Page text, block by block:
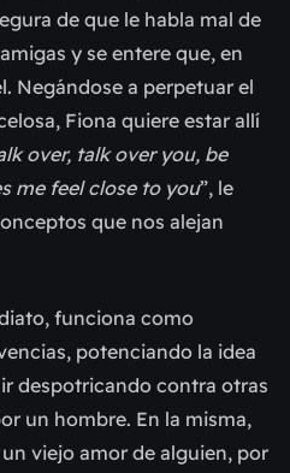
de que le habla mal de
y se entere que, en
Negándose a perpetuar el
Fiona quiere estar allí
over, talk over you, be
me feel close to you”, le
que nos alejan
funciona como
potenciando la idea
despotricando contra otras
un hombre. En la misma,
viejo amor de alguien, por